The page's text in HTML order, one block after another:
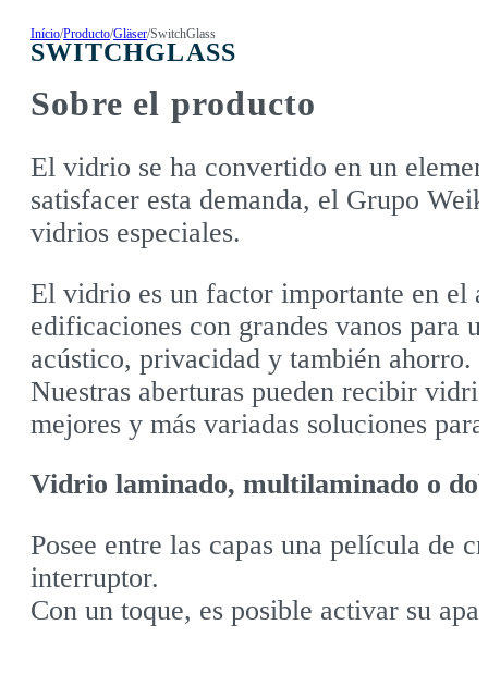
Início/Producto/Gläser/SwitchGlass
SWITCHGLASS
Sobre el producto
El vidrio se ha convertido en un
satisfacer esta demanda, el Grupo
vidrios especiales.
El vidrio es un factor importante en el
edificaciones con grandes vanos para
acústico, privacidad y también ahorro.
Nuestras aberturas pueden recibir
mejores y más variadas soluciones
Vidrio laminado, multilaminado o
Posee entre las capas una película de
interruptor.
Con un toque, es posible activar su